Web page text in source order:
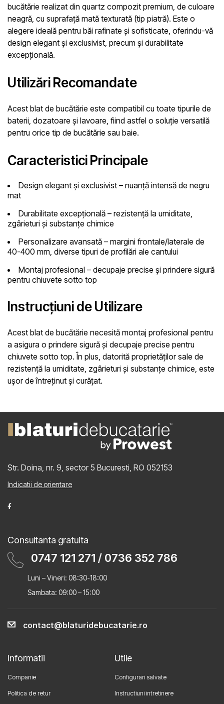
bucătărie realizat din quartz compozit premium, de culoare
neagră, cu suprafață mată texturată (tip piatră). Este o
alegere ideală pentru băi rafinate și sofisticate, oferindu-vă
design elegant și exclusivist, precum și durabilitate
excepțională.
Utilizări Recomandate
Acest blat de bucătărie este compatibil cu toate tipurile de
baterii, dozatoare și lavoare, fiind astfel o soluție versatilă
pentru orice tip de bucătărie sau baie.
Caracteristici Principale
Design elegant și exclusivist – nuanță intensă de negru
mat
Durabilitate excepțională – rezistență la umiditate,
zgârieturi și substanțe chimice
Personalizare avansată – margini frontale/laterale de
40-400 mm, diverse tipuri de profilări ale cantului
Montaj profesional – decupaje precise și prindere sigură
pentru chiuvete sotto top
Instrucțiuni de Utilizare
Acest blat de bucătărie necesită montaj profesional pentru
a asigura o prindere sigură și decupaje precise pentru
chiuvete sotto top. În plus, datorită proprietăților sale de
rezistență la umiditate, zgârieturi și substanțe chimice, este
ușor de întreținut și curățat.
Str. Doina, nr. 9, sector 5 Bucuresti, RO 052153
Indicatii de orientare
Consultanta gratuita
0747 121 271 / 0736 352 786
Luni – Vineri: 08:30-18:00
Sambata: 09:00 – 15:00
contact@blaturidebucatarie.ro
Informatii
Companie
Politica de retur
Utile
Configurari salvate
Instructiuni intretinere